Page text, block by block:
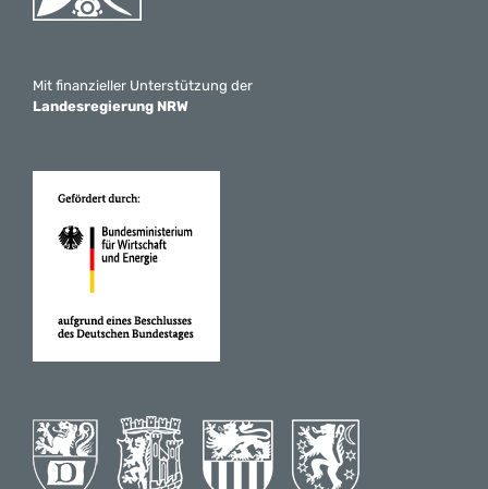
Mit finanzieller Unterstützung der
Landesregierung NRW